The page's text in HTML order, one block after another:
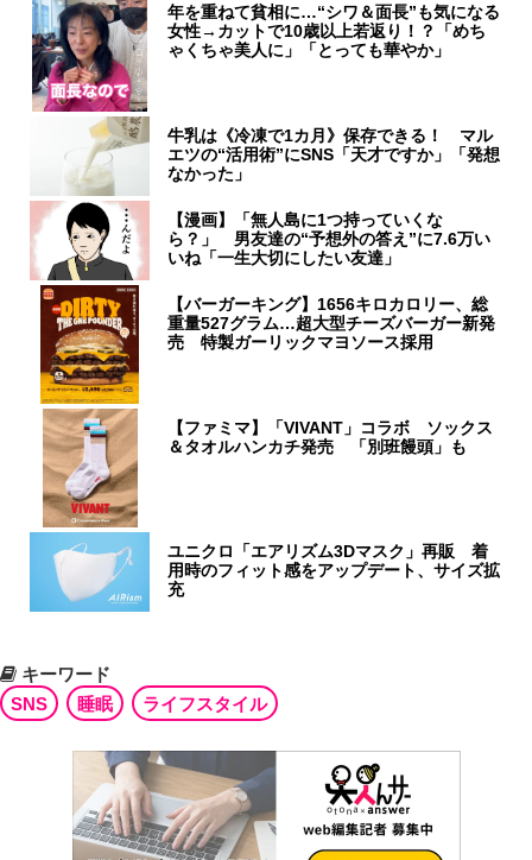
年を重ねて貧相に…“シワ＆面長”も気になる
女性→カットで10歳以上若返り！？「めち
ゃくちゃ美人に」「とっても華やか」
牛乳は《冷凍で1カ月》保存できる！ マル
エツの“活用術”にSNS「天才ですか」「発想
なかった」
【漫画】「無人島に1つ持っていくな
ら？」 男友達の“予想外の答え”に7.6万い
いね「一生大切にしたい友達」
【バーガーキング】1656キロカロリー、総
重量527グラム…超大型チーズバーガー新発
売 特製ガーリックマヨソース採用
【ファミマ】「VIVANT」コラボ ソックス
＆タオルハンカチ発売 「別班饅頭」も
ユニクロ「エアリズム3Dマスク」再販 着
用時のフィット感をアップデート、サイズ拡
充
キーワード
SNS
睡眠 ライフスタイル